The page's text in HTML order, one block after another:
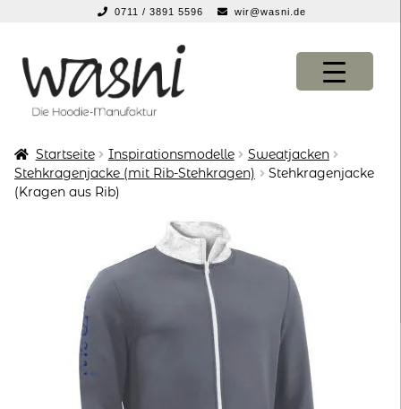
0711 / 3891 5596 wir@wasni.de
Navigation
springen
Inhalt
springen
KONFIGURATOR
KONFIGURATOR
Startseite Inspirationsmodelle
Sweatjacken
Stehkragenjacke (mit Rib-Stehkragen)
Stehkragenjacke
(Kragen aus Rib)